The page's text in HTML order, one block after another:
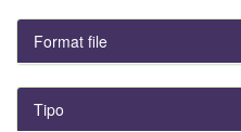
Format file
Tipo